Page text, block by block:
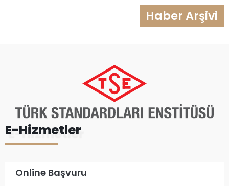
Haber Arşivi
E-Hizmetler
Online Başvuru